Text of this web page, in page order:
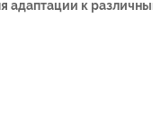
адаптации к